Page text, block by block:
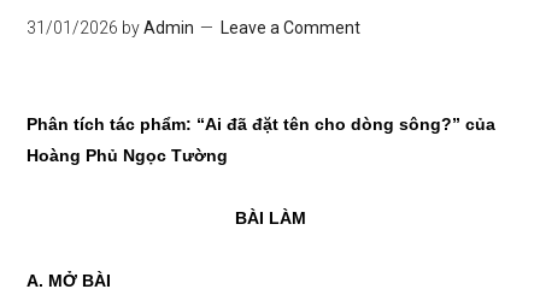
31/01/2026 byAdmin Leave a Comment
Phân tích tác phẩm: “Ai đã đặt tên cho dòng sông?” của
Hoàng Phủ Ngọc Tường
BÀI LÀM
A. MỞ BÀI